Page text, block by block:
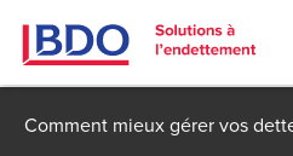
Comment mieux gérer vos